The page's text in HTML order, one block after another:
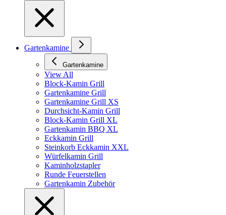
Gartenkamine
Gartenkamine
View All
Block-Kamin Grill
Gartenkamine Grill
Gartenkamine Grill XS
Durchsicht-Kamin Grill
Block-Kamin Grill XL
Gartenkamin BBQ XL
Eckkamin Grill
Steinkorb Eckkamin XXL
Würfelkamin Grill
Kaminholzstapler
Runde Feuerstellen
Gartenkamin Zubehör